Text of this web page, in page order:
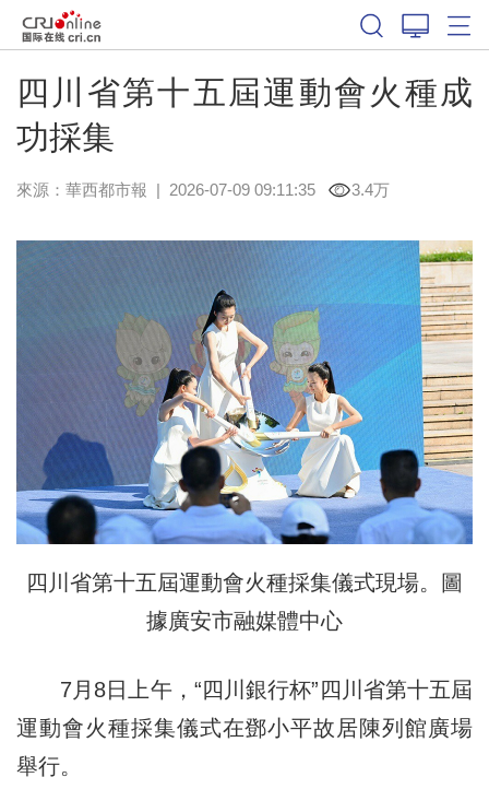
四川省第十五屆運動會火種成
功採集
來源： 華西都市報 | 2026-07-09 09:11:35 3.4万
四川省第十五屆運動會火種採集儀式現場。圖
據廣安市融媒體中心
7月8日上午，“四川銀行杯”四川省第十五屆
運動會火種採集儀式在鄧小平故居陳列館廣場
舉行。